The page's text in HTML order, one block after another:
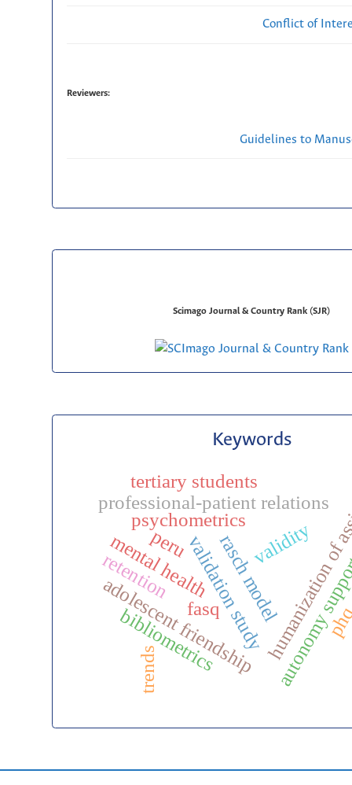
Conflict of
Reviewers:
Guidelines to
Scimago Journal & Country Rank (SJR)
Keywords
psychometrics
validation study
professional-patient relations
adolescent friendshipautonomy
fasqrasch modelvalidity
mental health
tertiary students
bibliometrics
trends
peru
retention